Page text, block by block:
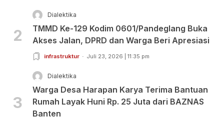
2
Dialektika
TMMD Ke-129 Kodim 0601/Pandeglang Buka
Akses Jalan, DPRD dan Warga Beri Apresiasi
infrastruktur Juli 23, 2026 | 11:35 pm
3
Dialektika
Warga Desa Harapan Karya Terima Bantuan
Rumah Layak Huni Rp. 25 Juta dari BAZNAS
Banten